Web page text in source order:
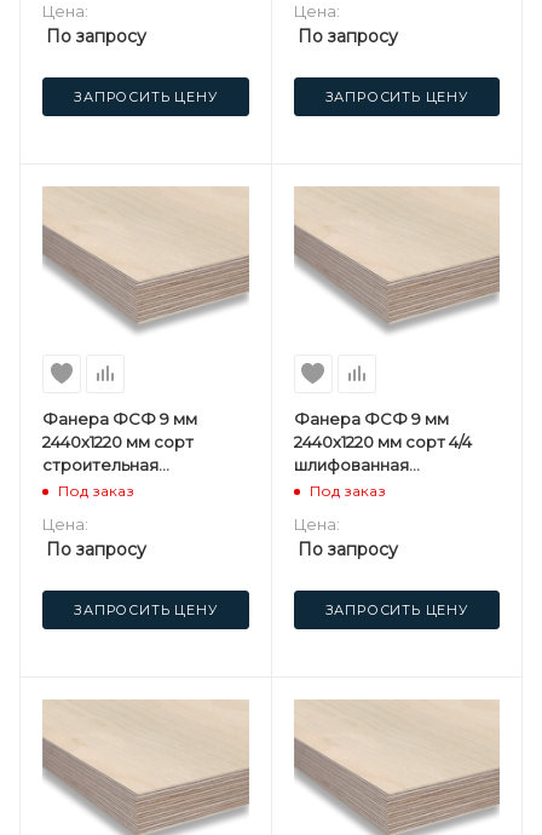
Цена:
По запросу
ЗАПРОСИТЬ ЦЕНУ
Цена:
По запросу
ЗАПРОСИТЬ ЦЕНУ
Фанера ФСФ 9 мм
2440х1220 мм сорт
строительная
нешлифованная
Под заказ
Цена:
По запросу
ЗАПРОСИТЬ ЦЕНУ
Фанера ФСФ 9 мм
2440х1220 мм сорт 4/4
шлифованная
березовая
Под заказ
Цена:
По запросу
ЗАПРОСИТЬ ЦЕНУ